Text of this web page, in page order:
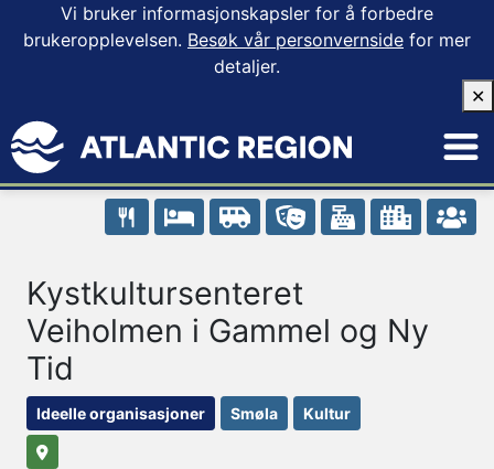
Vi bruker informasjonskapsler for å forbedre
brukeropplevelsen. Besøk vår personvernside for mer
detaljer.
✕
Kystkultursenteret
Veiholmen i Gammel og Ny
Tid
Ideelle organisasjoner Smøla Kultur